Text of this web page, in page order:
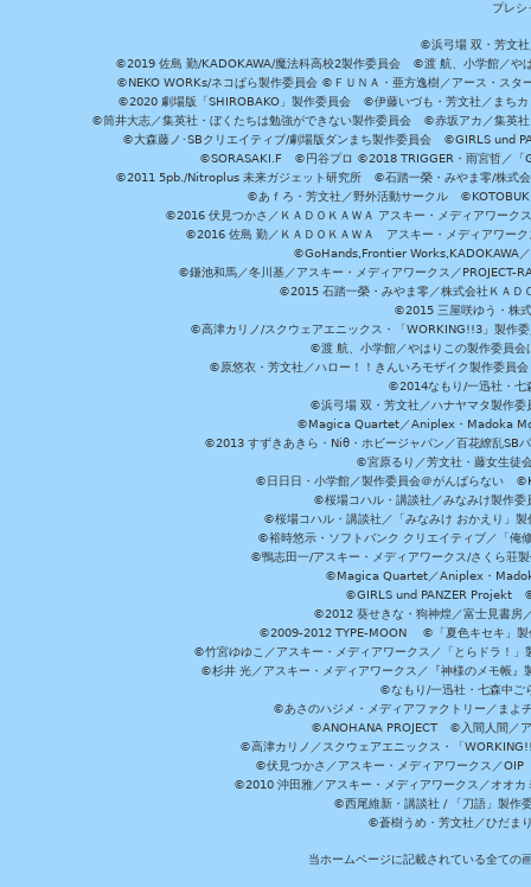
プレシ
©浜弓場 双・芳文社
©2019 佐島 勤/KADOKAWA/魔法科高校2製作委員会 ©渡 航、小学館／や
©NEKO WORKs/ネコぱら製作委員会 ©ＦＵＮＡ・亜方逸樹／アース・ス
©2020 劇場版「SHIROBAKO」製作委員会 ©伊藤いづも・芳文社／まち
©筒井大志／集英社・ぼくたちは勉強ができない製作委員会 ©赤坂アカ／集英
©大森藤ノ･SBクリエイティブ/劇場版ダンまち製作委員会 ©GIRLS und
©SORASAKI.F ©円谷プロ ©2018 TRIGGER・雨宮哲／
©2011 5pb./Nitroplus 未来ガジェット研究所 ©石踏一榮・みやま零/株式
©あｆろ・芳文社／野外活動サークル
©2016 伏見つかさ／ＫＡＤＯＫＡＷＡ アスキー・メディアワー
©2016 佐島 勤／ＫＡＤＯＫＡＷＡ アスキー・メディアワ
©GoHands,Frontier Works,KADOKAWA
©鎌池和馬／冬川基／アスキー・メディアワークス／
©2015 石踏一榮・みやま零／株式会社ＫＡＤ
©2015 三屋咲ゆう・株
©高津カリノ/スクウェアエニックス・「WORKING!!3」製作
©渡 航、小学館／やはりこの製作委員
©原悠衣・芳文社／ハロー！！きんいろモザイク製作委員
©2014なもり/一迅社・
©浜弓場 双・芳文社／ハナヤマタ製作
©Magica Quartet／Aniplex・Madoka
©2013 すずきあきら・Niθ・ホビージャパン／百花繚乱
©宮原るり／芳文社・藤女生徒
©日日日・小学館／製作委員会＠がんばらない
©桜場コハル・講談社／みなみけ製作
©桜場コハル・講談社／「みなみけ おかえり」
©裕時悠示・ソフトバンク クリエイティブ／「
©鴨志田一/アスキー・メディアワークス/さく
©Magica Quartet／Aniplex・
©GIRLS und PANZER Projekt ©
©2012 葵せきな・狗神煌／富士見書
©2009-2012 TYPE-MOON ©「夏色キセキ」製
©竹宮ゆゆこ／アスキー・メディアワークス／「とらドラ！
©杉井 光／アスキー・メディアワークス／『神様のメモ帳
©なもり/一迅社・七森中
©あさのハジメ・メディアファクトリー／ま
©ANOHANA PROJECT ©入間人間／ア
©高津カリノ／スクウェアエニックス・「
©伏見つかさ／アスキー・メディアワークス／
©2010 沖田雅／アスキー・メディアワークス／オオ
©西尾維新・講談社 / 「刀語」製作
©蒼樹うめ・芳文社／ひだま
当ホームページに記載されている全ての